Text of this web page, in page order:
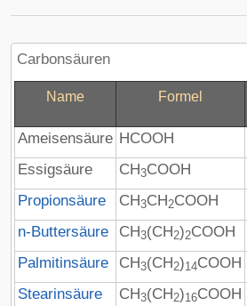
Carbonsäuren
Name Formel
Ameisensäure HCOOH
Essigsäure
CH3COOH
Propionsäure
CH3CH2COOH
n-Buttersäure
CH3(CH2)2COOH
Palmitinsäure
CH3(CH2)14COOH
Stearinsäure
CH3(CH2)16COOH